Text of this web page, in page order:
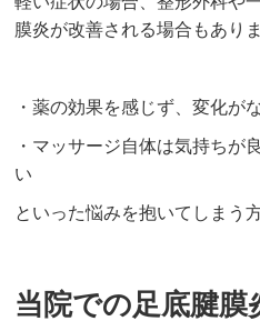
膜炎が改善される場合もあり
・薬の効果を感じず、変化が
・マッサージ自体は気持ちが
い
といった悩みを抱いてしまう
当院での足底腱